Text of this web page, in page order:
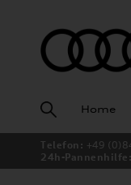
Home
Telefon: +49
24h-Pannenhilfe: